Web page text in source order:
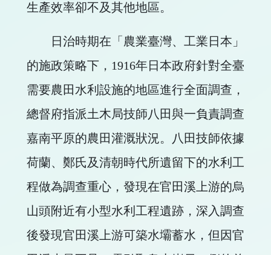
生產效率卻不及其他地區。
日治時期在「農業臺灣、工業日本」
的施政策略下，1916年日本政府針對全臺
需要農田水利設施的地區進行全面調查，
總督府指派土木局技師八田與一負責調查
嘉南平原的農田灌溉狀況。八田技師依據
荷蘭、鄭氏及清朝時代所遺留下的水利工
程做為調查重心，發現在官田溪上游的烏
山頭附近有小型水利工程遺跡，深入調查
後發現官田溪上游可築水壩蓄水，但因官